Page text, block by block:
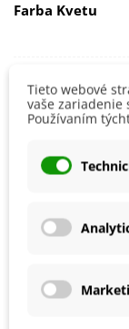
Schizandra je
Farba Kvetu
Farba Plodu
Stanovisko
Výrobca
Vegetačné
Tieto webové
vaše zariadenie
Používaním